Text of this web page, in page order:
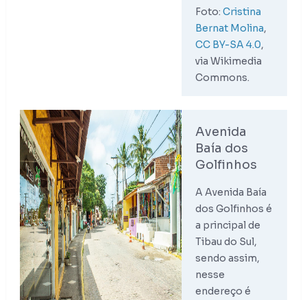
Foto: Cristina
Bernat Molina,
CC BY-SA 4.0,
via Wikimedia
Commons.
Avenida
Baía dos
Golfinhos
A Avenida Baía
dos Golfinhos é
a principal de
Tibau do Sul,
sendo assim,
nesse
endereço é